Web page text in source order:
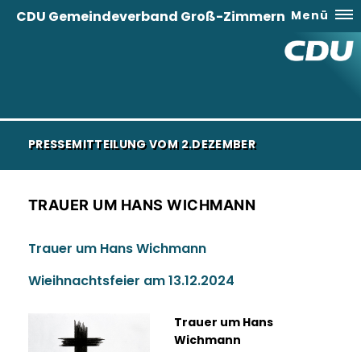
CDU Gemeindeverband Groß-Zimmern Menü
PRESSEMITTEILUNG VOM 2.DEZEMBER
TRAUER UM HANS WICHMANN
Trauer um Hans Wichmann
Wieihnachtsfeier am 13.12.2024
Trauer um Hans
Wichmann